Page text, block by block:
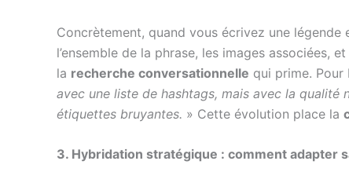
Concrètement, quand vous écrivez une
l’ensemble de la phrase, les images associées,
la recherche conversationnelle qui prime.
avec une liste de hashtags, mais avec la
étiquettes bruyantes. » Cette évolution place la
3. Hybridation stratégique : comment adapter